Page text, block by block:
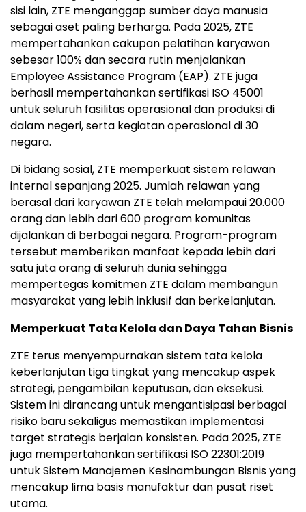
sisi lain, ZTE menganggap sumber daya manusia
sebagai aset paling berharga. Pada 2025, ZTE
mempertahankan cakupan pelatihan karyawan
sebesar 100% dan secara rutin menjalankan
Employee Assistance Program (EAP). ZTE juga
berhasil mempertahankan sertifikasi ISO 45001
untuk seluruh fasilitas operasional dan produksi di
dalam negeri, serta kegiatan operasional di 30
negara.
Di bidang sosial, ZTE memperkuat sistem relawan
internal sepanjang 2025. Jumlah relawan yang
berasal dari karyawan ZTE telah melampaui 20.000
orang dan lebih dari 600 program komunitas
dijalankan di berbagai negara. Program-program
tersebut memberikan manfaat kepada lebih dari
satu juta orang di seluruh dunia sehingga
mempertegas komitmen ZTE dalam membangun
masyarakat yang lebih inklusif dan berkelanjutan.
Memperkuat Tata Kelola dan Daya Tahan Bisnis
ZTE terus menyempurnakan sistem tata kelola
keberlanjutan tiga tingkat yang mencakup aspek
strategi, pengambilan keputusan, dan eksekusi.
Sistem ini dirancang untuk mengantisipasi berbagai
risiko baru sekaligus memastikan implementasi
target strategis berjalan konsisten. Pada 2025, ZTE
juga mempertahankan sertifikasi ISO 22301:2019
untuk Sistem Manajemen Kesinambungan Bisnis yang
mencakup lima basis manufaktur dan pusat riset
utama.